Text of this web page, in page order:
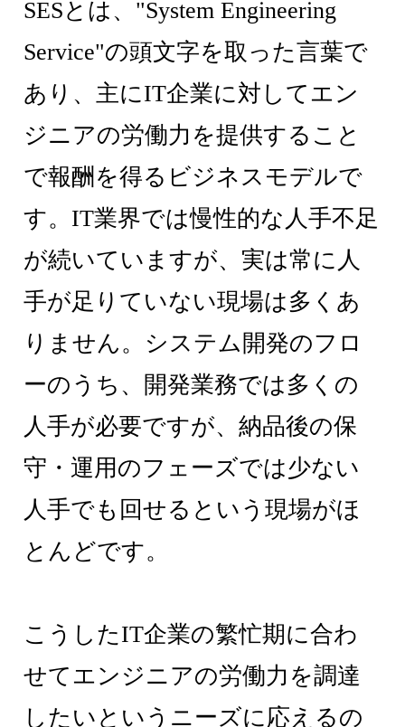
SESとは、"System Engineering
Service"の頭文字を取った言葉で
あり、主にIT企業に対してエン
ジニアの労働力を提供すること
で報酬を得るビジネスモデルで
す。IT業界では慢性的な人手不足
が続いていますが、実は常に人
手が足りていない現場は多くあ
りません。システム開発のフロ
ーのうち、開発業務では多くの
人手が必要ですが、納品後の保
守・運用のフェーズでは少ない
人手でも回せるという現場がほ
とんどです。
こうしたIT企業の繁忙期に合わ
せてエンジニアの労働力を調達
したいというニーズに応えるの